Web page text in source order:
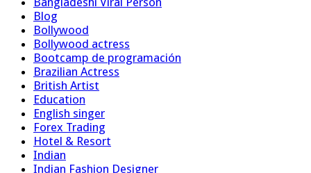
Blog
Bollywood
Bollywood actress
Bootcamp de programación
Brazilian Actress
British Artist
Education
English singer
Forex Trading
Hotel & Resort
Indian
Indian Fashion Designer